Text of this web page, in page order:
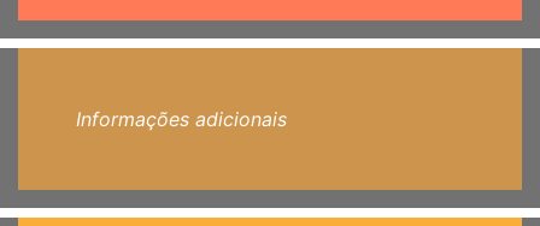
Informações adicionais